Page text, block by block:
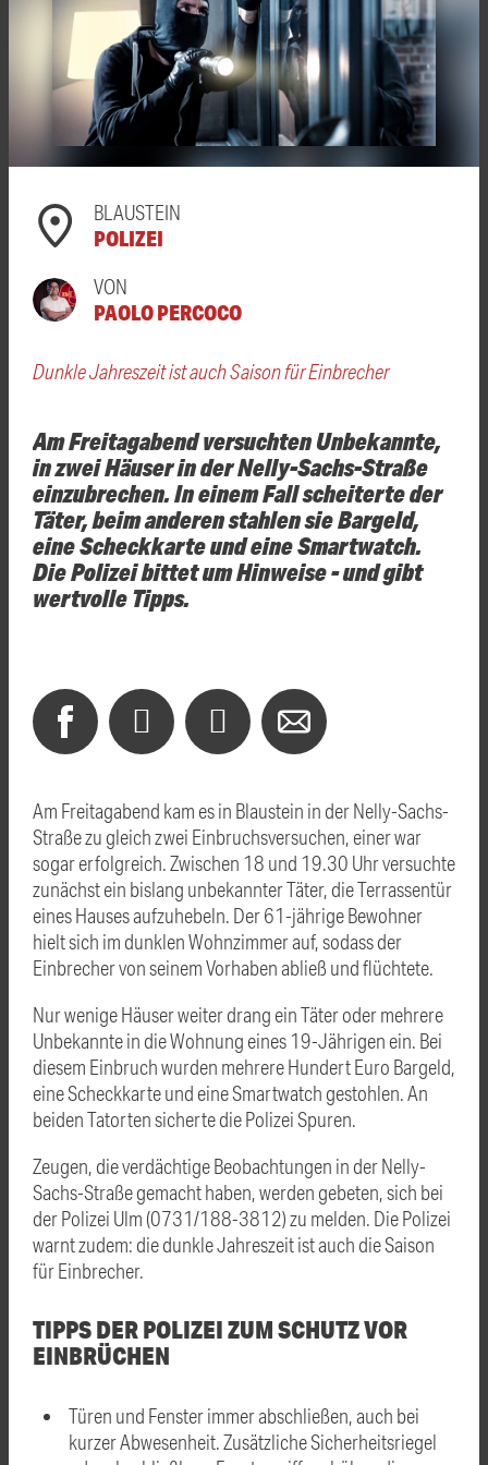
BLAUSTEIN
POLIZEI
VON
PAOLO PERCOCO
Dunkle Jahreszeit ist auch Saison für Einbrecher
Am Freitagabend versuchten Unbekannte,
in zwei Häuser in der Nelly-Sachs-Straße
einzubrechen. In einem Fall scheiterte der
Täter, beim anderen stahlen sie Bargeld,
eine Scheckkarte und eine Smartwatch.
Die Polizei bittet um Hinweise - und gibt
wertvolle Tipps.
Am Freitagabend kam es in Blaustein in der Nelly-Sachs-
Straße zu gleich zwei Einbruchsversuchen, einer war
sogar erfolgreich. Zwischen 18 und 19.30 Uhr versuchte
zunächst ein bislang unbekannter Täter, die Terrassentür
eines Hauses aufzuhebeln. Der 61-jährige Bewohner
hielt sich im dunklen Wohnzimmer auf, sodass der
Einbrecher von seinem Vorhaben abließ und flüchtete.
Nur wenige Häuser weiter drang ein Täter oder mehrere
Unbekannte in die Wohnung eines 19-Jährigen ein. Bei
diesem Einbruch wurden mehrere Hundert Euro Bargeld,
eine Scheckkarte und eine Smartwatch gestohlen. An
beiden Tatorten sicherte die Polizei Spuren.
Zeugen, die verdächtige Beobachtungen in der Nelly-
Sachs-Straße gemacht haben, werden gebeten, sich bei
der Polizei Ulm (0731/188-3812) zu melden. Die Polizei
warnt zudem: die dunkle Jahreszeit ist auch die Saison
für Einbrecher.
TIPPS DER POLIZEI ZUM SCHUTZ VOR
EINBRÜCHEN
Türen und Fenster immer abschließen, auch bei
kurzer Abwesenheit. Zusätzliche Sicherheitsriegel